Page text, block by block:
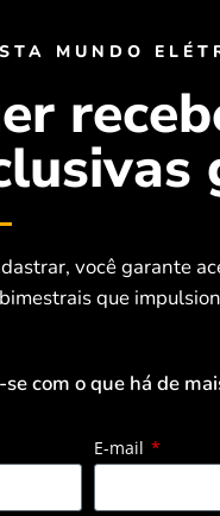
Barreto, no Noroeste
de Energia
seis meses
Nacional
a
no SIN.
mais da metade de
portanto a 421
MUNDO
você garante
que
se com o que há de
E-mail